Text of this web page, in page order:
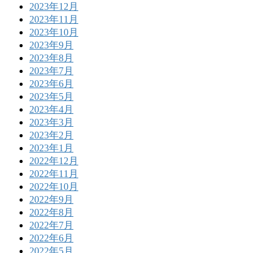
2023年12月
2023年11月
2023年10月
2023年9月
2023年8月
2023年7月
2023年6月
2023年5月
2023年4月
2023年3月
2023年2月
2023年1月
2022年12月
2022年11月
2022年10月
2022年9月
2022年8月
2022年7月
2022年6月